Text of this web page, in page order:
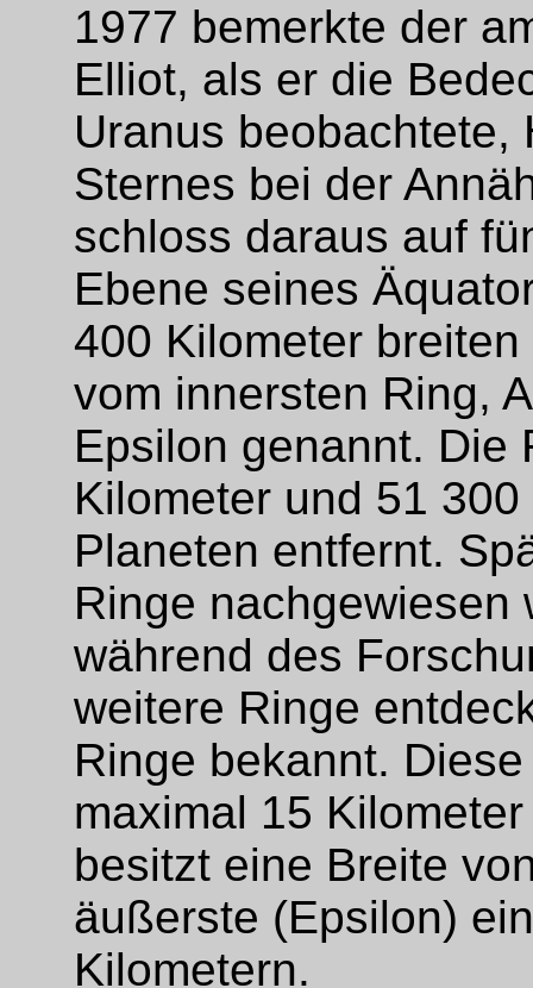
1977 bemerkte der
Elliot, als er die
Uranus
Sternes bei der
schloss daraus auf
Ebene seines
400 Kilometer
vom innersten Ring,
Epsilon genannt. Die
Kilometer und 51
Planeten entfernt.
Ringe nachgewiesen
während des
weitere Ringe
Ringe bekannt.
maximal 15
besitzt eine Breite
äußerste (Epsilon)
Kilometern.